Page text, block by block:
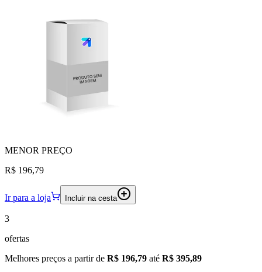
MENOR PREÇO
R$ 196,79
Ir para a loja Incluir na cesta
3
ofertas
Melhores preços a partir de R$ 196,79 até R$ 395,89